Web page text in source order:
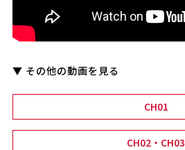
▼ その他の動画を見る
CH01
CH02・CH03